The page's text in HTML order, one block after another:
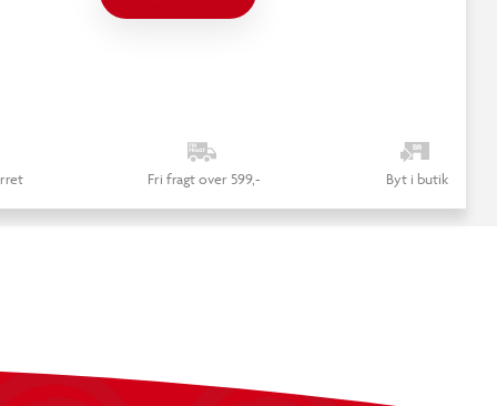
Fri fragt over 599,- Byt i butik